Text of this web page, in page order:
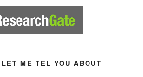
ME TEL YOU ABOUT